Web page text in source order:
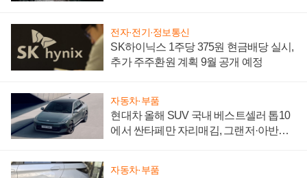
전자·전기·정보통신
SK하이닉스 1주당 375원 현금배당 실시,
추가 주주환원 계획 9월 공개 예정
자동차·부품
현대차 올해 SUV 국내 베스트셀러 톱10
에서 싼타페만 자리매김, 그랜저·아반떼
자동차·부품